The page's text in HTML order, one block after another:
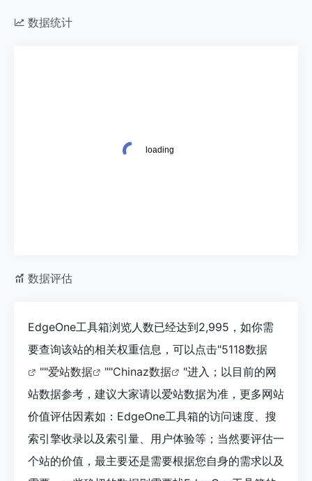
数据统计
数据评估
EdgeOne工具箱浏览人数已经达到2,995，如你需
要查询该站的相关权重信息，可以点击"5118数据
""爱站数据 ""Chinaz数据
"进入；以目前的网
站数据参考，建议大家请以爱站数据为准，更多网站
价值评估因素如：EdgeOne工具箱的访问速度、搜
索引擎收录以及索引量、用户体验等；当然要评估一
个站的价值，最主要还是需要根据您自身的需求以及